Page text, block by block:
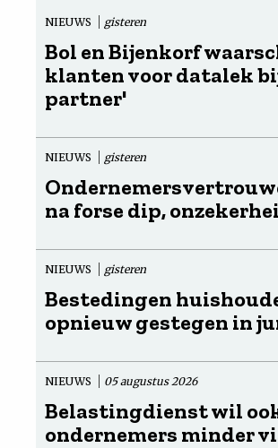
NIEUWS gisteren
Bol en Bijenkorf
klanten voor datalek
partner'
NIEUWS gisteren
na forse dip,
NIEUWS gisteren
Bestedingen
opnieuw gestegen in
NIEUWS 05 augustus 2026
Belastingdienst wil
ondernemers minder